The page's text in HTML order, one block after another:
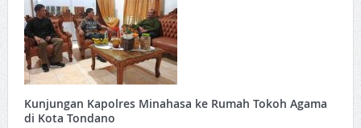
Kunjungan Kapolres Minahasa ke Rumah Tokoh Agama
di Kota Tondano